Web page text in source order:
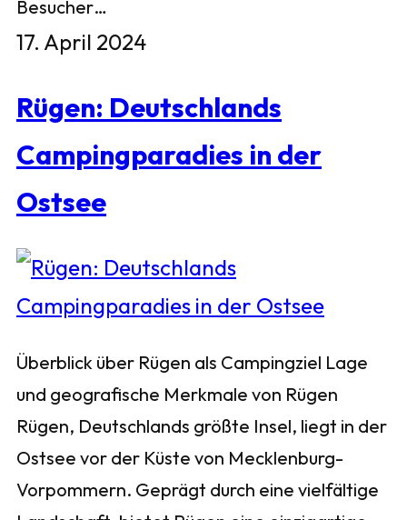
Besucher…
17. April 2024
Rügen: Deutschlands
Campingparadies in der
Ostsee
Überblick über Rügen als Campingziel Lage
und geografische Merkmale von Rügen
Rügen, Deutschlands größte Insel, liegt in der
Ostsee vor der Küste von Mecklenburg-
Vorpommern. Geprägt durch eine vielfältige